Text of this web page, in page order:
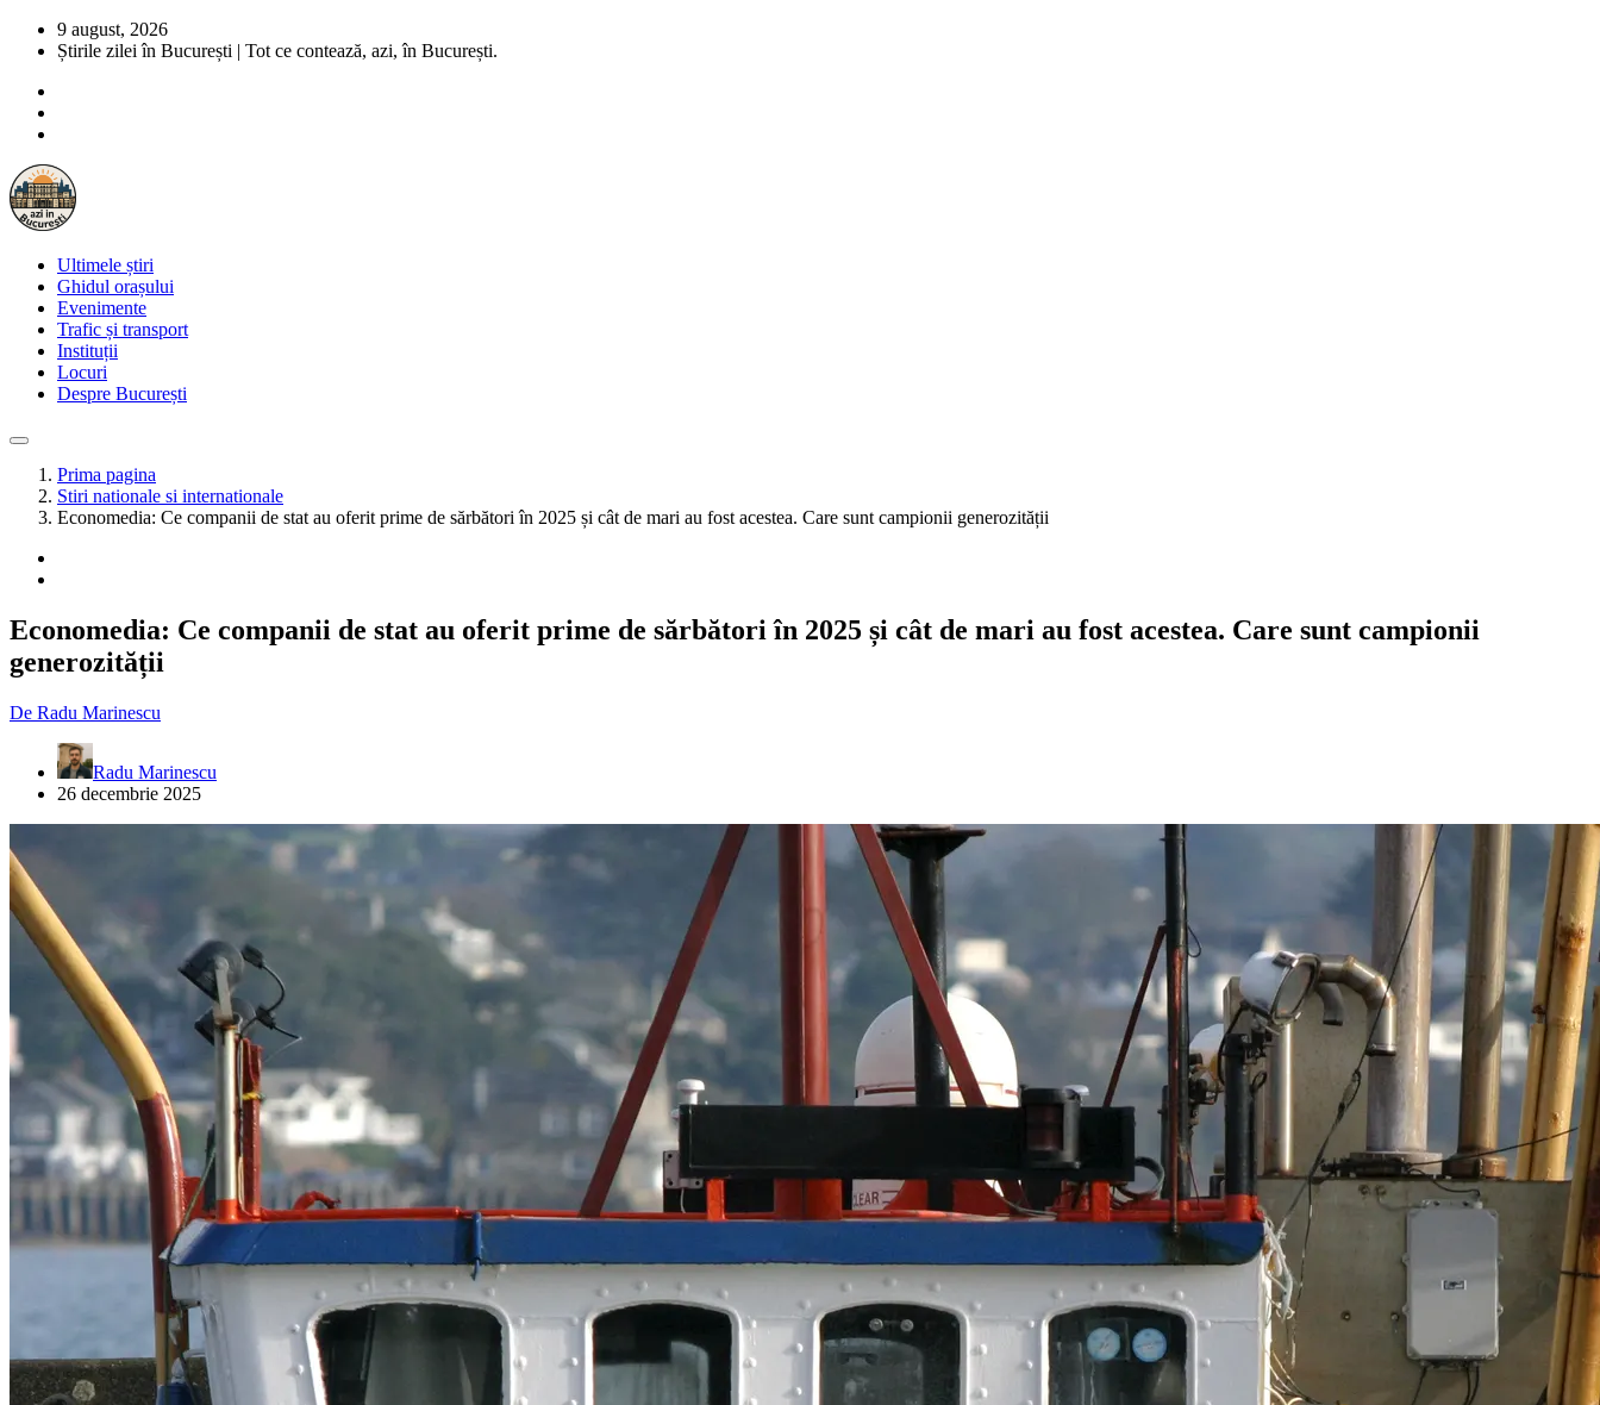
9 august, 2026
Știrile zilei în București | Tot ce contează, azi, în București.
Ultimele știri
Ghidul orașului
Evenimente
Trafic și transport
Instituții
Locuri
Despre București
Prima pagina
Stiri nationale si internationale
Economedia: Ce companii de stat au oferit prime de sărbători în 2025 și cât de mari au fost acestea. Care sunt campionii generozității
Economedia: Ce companii de stat au oferit prime de sărbători în 2025 și cât de mari au fost acestea. Care sunt campionii
generozității
De Radu Marinescu
Radu Marinescu
26 decembrie 2025